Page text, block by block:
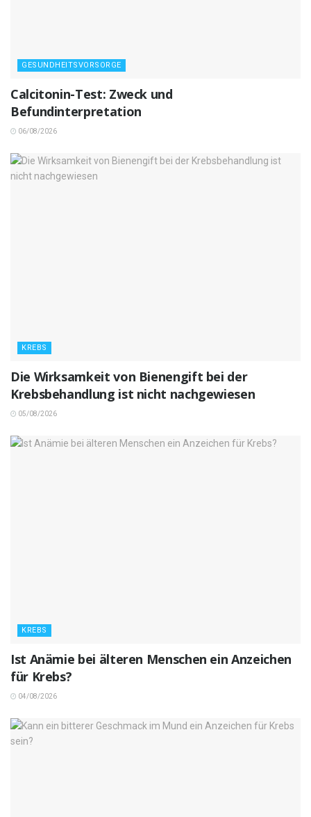
GESUNDHEITSVORSORGE
Calcitonin-Test: Zweck und
Befundinterpretation
06/08/2026
KREBS
Die Wirksamkeit von Bienengift bei der
Krebsbehandlung ist nicht nachgewiesen
05/08/2026
KREBS
Ist Anämie bei älteren Menschen ein Anzeichen
für Krebs?
04/08/2026